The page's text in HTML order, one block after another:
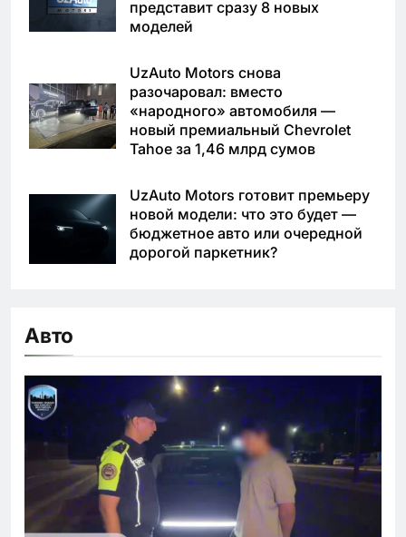
представит сразу 8 новых
моделей
UzAuto Motors снова
разочаровал: вместо
«народного» автомобиля —
новый премиальный Chevrolet
Tahoe за 1,46 млрд сумов
UzAuto Motors готовит премьеру
новой модели: что это будет —
бюджетное авто или очередной
дорогой паркетник?
Авто